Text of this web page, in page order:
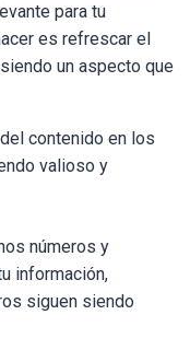
para tu
es refrescar el
un aspecto que
contenido en los
valioso y
números y
información,
siguen siendo